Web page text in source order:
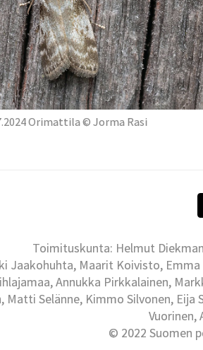
Orimattila © Jorma Rasi
Toimituskunta: Helmut
Jaakohuhta, Maarit Koivisto,
Annukka Pirkkalainen,
Matti Selänne, Kimmo Silvonen,
Vuorinen,
© 2022 Suomen